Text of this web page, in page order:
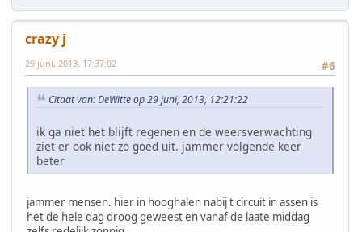
crazy j
#6
29 juni, 2013, 17:37:02
Citaat van: DeWitte op 29 juni, 2013, 12:21:22
ik ga niet het blijft regenen en de weersverwachting
ziet er ook niet zo goed uit. jammer volgende keer
beter
jammer mensen. hier in hooghalen nabij t circuit in assen is
het de hele dag droog geweest en vanaf de laate middag